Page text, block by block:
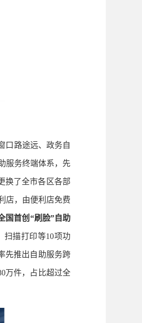
口路途远、政务自
服务终端体系，先
换了全市各区各部
店，由便利店免费
国首创“刷脸”自助
扫描打印等10项功
先推出自助服务跨
万件，占比超过全